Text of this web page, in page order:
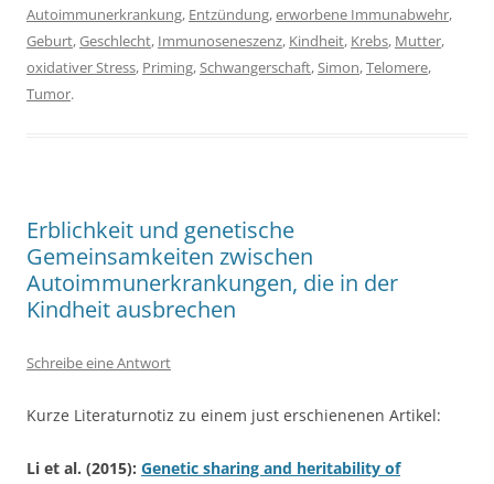
Autoimmunerkrankung, Entzündung,erworbene Immunabwehr,
Geburt,Geschlecht, Immunoseneszenz, Kindheit, Krebs, Mutter,
oxidativer Stress, Priming,Schwangerschaft,Simon,Telomere,
Tumor.
Erblichkeit und genetische
Gemeinsamkeiten zwischen
Autoimmunerkrankungen, die in der
Kindheit ausbrechen
Schreibe eine Antwort
Kurze Literaturnotiz zu einem just erschienenen Artikel:
Li et al. (2015): Genetic sharing and heritability of